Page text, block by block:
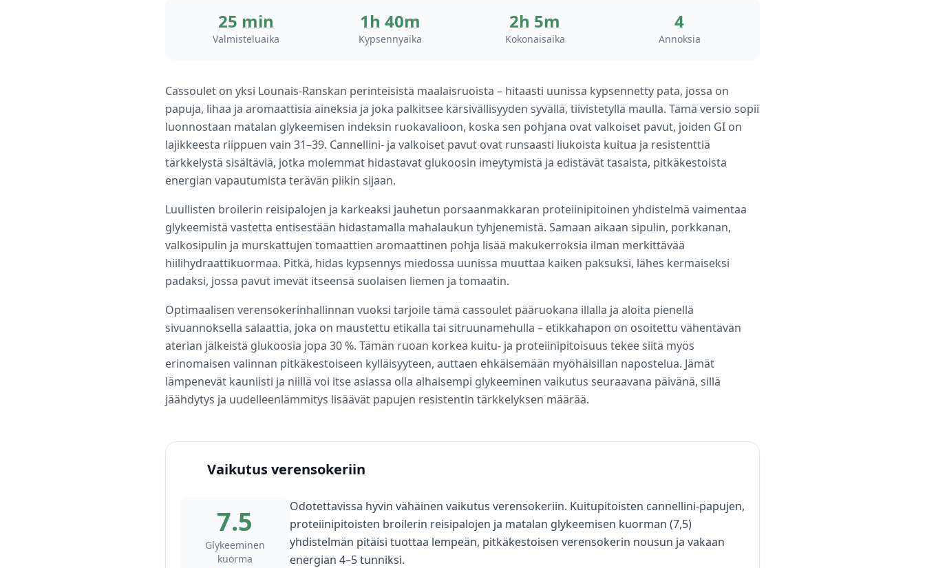
25 min
Valmisteluaika
1h 40m
Kypsennyaika
2h 5m
Kokonaisaika
4
Annoksia
Cassoulet on yksi Lounais-Ranskan perinteisistä maalaisruoista – hitaasti uunissa kypsennetty pata, jossa on
papuja, lihaa ja aromaattisia aineksia ja joka palkitsee kärsivällisyyden syvällä, tiivistetyllä maulla. Tämä versio sopii
luonnostaan matalan glykeemisen indeksin ruokavalioon, koska sen pohjana ovat valkoiset pavut, joiden GI on
lajikkeesta riippuen vain 31–39. Cannellini- ja valkoiset pavut ovat runsaasti liukoista kuitua ja resistenttiä
tärkkelystä sisältäviä, jotka molemmat hidastavat glukoosin imeytymistä ja edistävät tasaista, pitkäkestoista
energian vapautumista terävän piikin sijaan.
Luullisten broilerin reisipalojen ja karkeaksi jauhetun porsaanmakkaran proteiinipitoinen yhdistelmä vaimentaa
glykeemistä vastetta entisestään hidastamalla mahalaukun tyhjenemistä. Samaan aikaan sipulin, porkkanan,
valkosipulin ja murskattujen tomaattien aromaattinen pohja lisää makukerroksia ilman merkittävää
hiilihydraattikuormaa. Pitkä, hidas kypsennys miedossa uunissa muuttaa kaiken paksuksi, lähes kermaiseksi
padaksi, jossa pavut imevät itseensä suolaisen liemen ja tomaatin.
Optimaalisen verensokerinhallinnan vuoksi tarjoile tämä cassoulet pääruokana illalla ja aloita pienellä
sivuannoksella salaattia, joka on maustettu etikalla tai sitruunamehulla – etikkahapon on osoitettu vähentävän
aterian jälkeistä glukoosia jopa 30 %. Tämän ruoan korkea kuitu- ja proteiinipitoisuus tekee siitä myös
erinomaisen valinnan pitkäkestoiseen kylläisyyteen, auttaen ehkäisemään myöhäisillan napostelua. Jämät
lämpenevät kauniisti ja niillä voi itse asiassa olla alhaisempi glykeeminen vaikutus seuraavana päivänä, sillä
jäähdytys ja uudelleenlämmitys lisäävät papujen resistentin tärkkelyksen määrää.
Vaikutus verensokeriin
7.5
Glykeeminen
kuorma
Odotettavissa hyvin vähäinen vaikutus verensokeriin. Kuitupitoisten cannellini-papujen,
proteiinipitoisten broilerin reisipalojen ja matalan glykeemisen kuorman (7,5)
yhdistelmän pitäisi tuottaa lempeän, pitkäkestoisen verensokerin nousun ja vakaan
energian 4–5 tunniksi.